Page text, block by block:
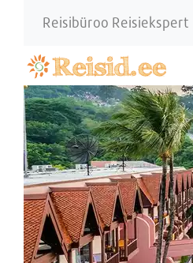
Reisibüroo Reisiekspert